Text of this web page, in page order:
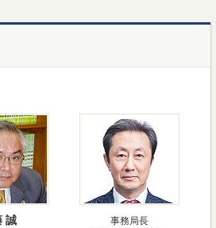
誠 事務局長